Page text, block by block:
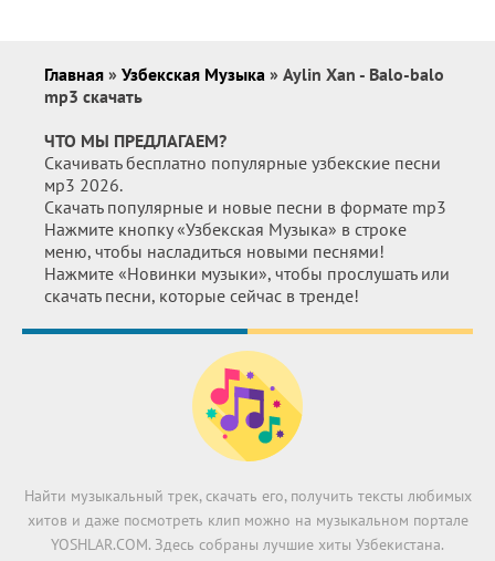
Главная » Узбекская Музыка » Aylin Xan - Balo-balo
mp3 скачать
ЧТО МЫ ПРЕДЛАГАЕМ?
Скачивать бесплатно популярные узбекские песни
мр3 2026.
Скачать популярные и новые песни в формате mp3
Нажмите кнопку «Узбекская Музыка» в строке
меню, чтобы насладиться новыми песнями!
Нажмите «Новинки музыки», чтобы прослушать или
скачать песни, которые сейчас в тренде!
Найти музыкальный трек, скачать его, получить тексты любимых
хитов и даже посмотреть клип можно на музыкальном портале
YOSHLAR.COM. Здесь собраны лучшие хиты Узбекистана.